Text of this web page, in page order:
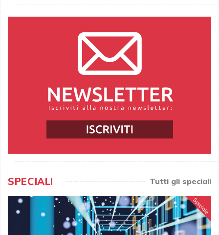
SPECIALI Tutti gli speciali
Speciale